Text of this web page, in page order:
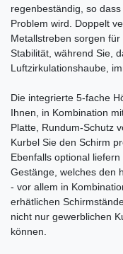
regenbeständig, so
Problem wird. Doppelt
Metallstreben sorgen
Stabilität, während Sie,
Luftzirkulationshaube,
Die integrierte 5-fache
Ihnen, in Kombination
Platte, Rundum-Schutz
Kurbel Sie den Schirm
Ebenfalls optional
Gestänge, welches den
- vor allem in
erhätlichen
nicht nur gewerblichen
können.